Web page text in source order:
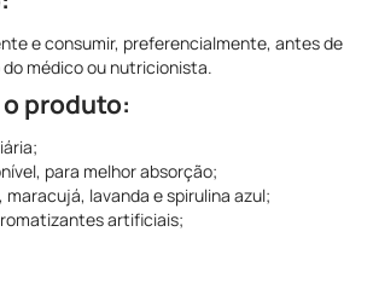
e consumir, preferencialmente, antes de
médico ou nutricionista.
produto:
para melhor absorção;
lavanda e spirulina azul;
artificiais;